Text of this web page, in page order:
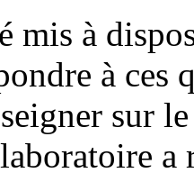
mis à
à ces
sur
a